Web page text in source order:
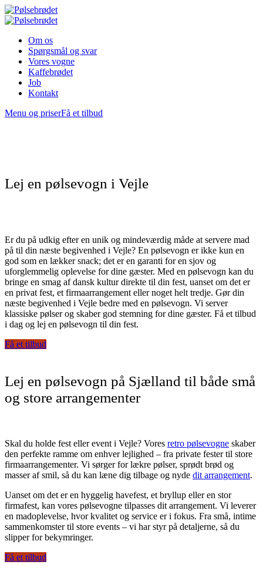
Om os
Spørgsmål og svar
Vores vogne
Kaffebrødet
Job
Kontakt
Menu og priserFå et tilbud
Lej en pølsevogn i Vejle
Er du på udkig efter en unik og mindeværdig måde at servere mad
på til din næste begivenhed i Vejle? En pølsevogn er ikke kun en
god som en lækker snack; det er en garanti for en sjov og
uforglemmelig oplevelse for dine gæster. Med en pølsevogn kan du
bringe en smag af dansk kultur direkte til din fest, uanset om det er
en privat fest, et firmaarrangement eller noget helt tredje. Gør din
næste begivenhed i Vejle bedre med en pølsevogn. Vi server
klassiske pølser og skaber god stemning for dine gæster. Få et tilbud
i dag og lej en pølsevogn til din fest.
Få et tilbud
Lej en pølsevogn på Sjælland til både små
og store arrangementer
Skal du holde fest eller event i Vejle? Vores retro pølsevogne skaber
den perfekte ramme om enhver lejlighed – fra private fester til store
firmaarrangementer. Vi sørger for lækre pølser, sprødt brød og
masser af smil, så du kan læne dig tilbage og nyde dit arrangement.
Uanset om det er en hyggelig havefest, et bryllup eller en stor
firmafest, kan vores pølsevogne tilpasses dit arrangement. Vi leverer
en madoplevelse, hvor kvalitet og service er i fokus. Fra små, intime
sammenkomster til store events – vi har styr på detaljerne, så du
slipper for bekymringer.
Få et tilbud